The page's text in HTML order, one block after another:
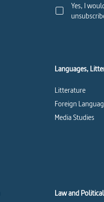
Yes, I
Languages,
Litterature
Foreign
Media Studies
Law and